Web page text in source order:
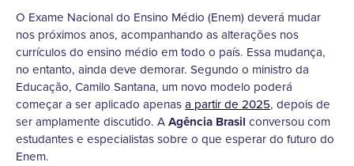
O Exame Nacional do Ensino Médio (Enem) deverá mudar
nos próximos anos, acompanhando as alterações nos
currículos do ensino médio em todo o país. Essa mudança,
no entanto, ainda deve demorar. Segundo o ministro da
Educação, Camilo Santana, um novo modelo poderá
começar a ser aplicado apenasa partir de 2025, depois de
ser amplamente discutido. AAgência Brasil conversou com
estudantes e especialistas sobre o que esperar do futuro do
Enem.